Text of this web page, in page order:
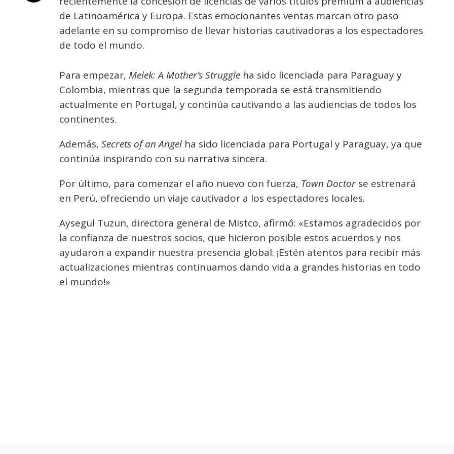
de Latinoamérica y Europa. Estas emocionantes ventas marcan otro paso
adelante en su compromiso de llevar historias cautivadoras a los espectadores
de todo el mundo.
Para empezar, Melek: A Mother’s Struggle ha sido licenciada para Paraguay y
Colombia, mientras que la segunda temporada se está transmitiendo
actualmente en Portugal, y continúa cautivando a las audiencias de todos los
continentes.
Además, Secrets of an Angel ha sido licenciada para Portugal y Paraguay, ya que
continúa inspirando con su narrativa sincera.
Por último, para comenzar el año nuevo con fuerza, Town Doctor se estrenará
en Perú, ofreciendo un viaje cautivador a los espectadores locales.
Aysegul Tuzun, directora general de Mistco, afirmó: «Estamos agradecidos por
la confianza de nuestros socios, que hicieron posible estos acuerdos y nos
ayudaron a expandir nuestra presencia global. ¡Estén atentos para recibir más
actualizaciones mientras continuamos dando vida a grandes historias en todo
el mundo!»